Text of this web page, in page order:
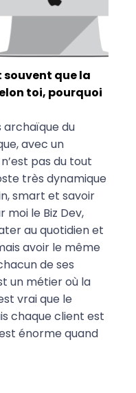
souvent que la
toi, pourquoi
archaïque du
avec un
pas du tout
très dynamique
smart et savoir
moi le Biz Dev,
au quotidien et
avoir le même
de ses
un métier où la
vrai que le
chaque client est
énorme quand